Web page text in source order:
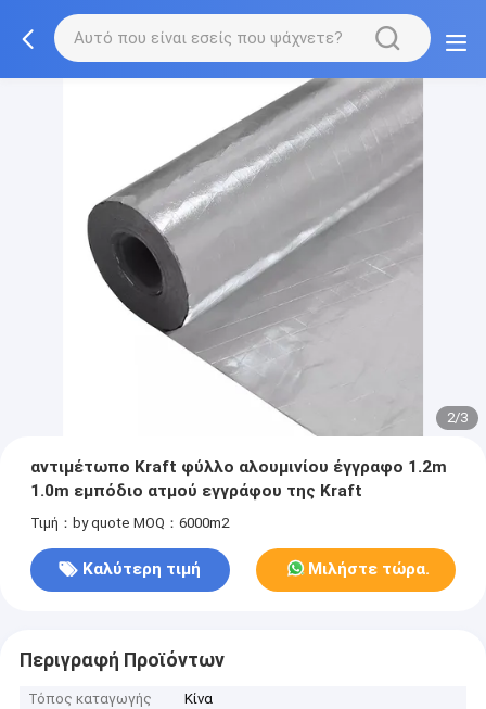
2/3
αντιμέτωπο Kraft φύλλο αλουμινίου έγγραφο 1.2m
1.0m εμπόδιο ατμού εγγράφου της Kraft
Τιμή：by quote MOQ：6000m2
Καλύτερη τιμή Μιλήστε τώρα.
Περιγραφή Προϊόντων
Τόπος καταγωγής
Κίνα